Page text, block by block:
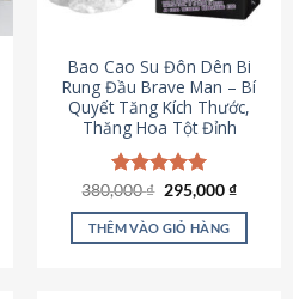
Bao Cao Su Đôn Dên Bi
Rung Đầu Brave Man – Bí
Quyết Tăng Kích Thước,
Thăng Hoa Tột Đỉnh
Được xếp
hạng5.00
5 sao
380,000₫ Giá
là:
380,000 ₫.
295,000₫Giá
tại
THÊM VÀO GIỎ HÀNG